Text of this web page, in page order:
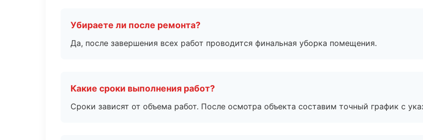
Убираете ли после ремонта?
Да, после завершения всех работ проводится финальная уборка помещения.
Какие сроки выполнения работ?
Сроки зависят от объема работ. После осмотра объекта составим точный график с